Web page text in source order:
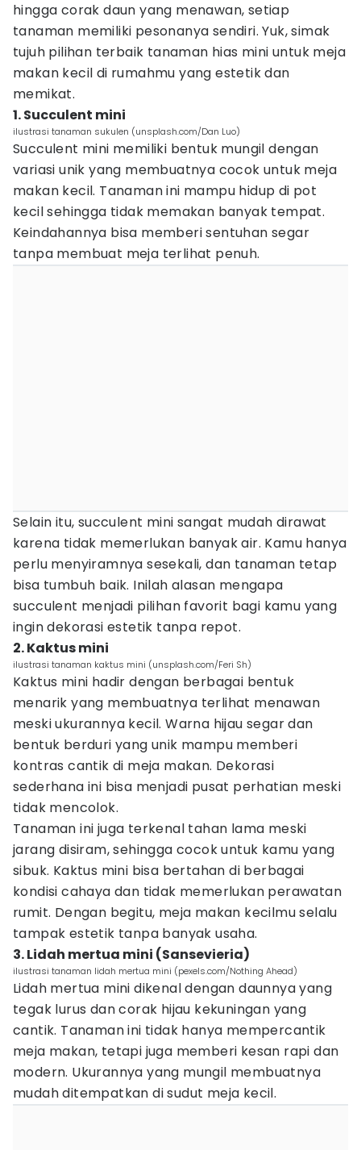
hingga corak daun yang menawan, setiap
tanaman memiliki pesonanya sendiri. Yuk, simak
tujuh pilihan terbaik tanaman hias mini untuk meja
makan kecil di rumahmu yang estetik dan
memikat.
1. Succulent mini
ilustrasi tanaman sukulen (unsplash.com/Dan Luo)
Succulent mini memiliki bentuk mungil dengan
variasi unik yang membuatnya cocok untuk meja
makan kecil. Tanaman ini mampu hidup di pot
kecil sehingga tidak memakan banyak tempat.
Keindahannya bisa memberi sentuhan segar
tanpa membuat meja terlihat penuh.
Selain itu, succulent mini sangat mudah dirawat
karena tidak memerlukan banyak air. Kamu hanya
perlu menyiramnya sesekali, dan tanaman tetap
bisa tumbuh baik. Inilah alasan mengapa
succulent menjadi pilihan favorit bagi kamu yang
ingin dekorasi estetik tanpa repot.
2. Kaktus mini
ilustrasi tanaman kaktus mini (unsplash.com/Feri Sh)
Kaktus mini hadir dengan berbagai bentuk
menarik yang membuatnya terlihat menawan
meski ukurannya kecil. Warna hijau segar dan
bentuk berduri yang unik mampu memberi
kontras cantik di meja makan. Dekorasi
sederhana ini bisa menjadi pusat perhatian meski
tidak mencolok.
Tanaman ini juga terkenal tahan lama meski
jarang disiram, sehingga cocok untuk kamu yang
sibuk. Kaktus mini bisa bertahan di berbagai
kondisi cahaya dan tidak memerlukan perawatan
rumit. Dengan begitu, meja makan kecilmu selalu
tampak estetik tanpa banyak usaha.
3. Lidah mertua mini (Sansevieria)
ilustrasi tanaman lidah mertua mini (pexels.com/Nothing Ahead)
Lidah mertua mini dikenal dengan daunnya yang
tegak lurus dan corak hijau kekuningan yang
cantik. Tanaman ini tidak hanya mempercantik
meja makan, tetapi juga memberi kesan rapi dan
modern. Ukurannya yang mungil membuatnya
mudah ditempatkan di sudut meja kecil.